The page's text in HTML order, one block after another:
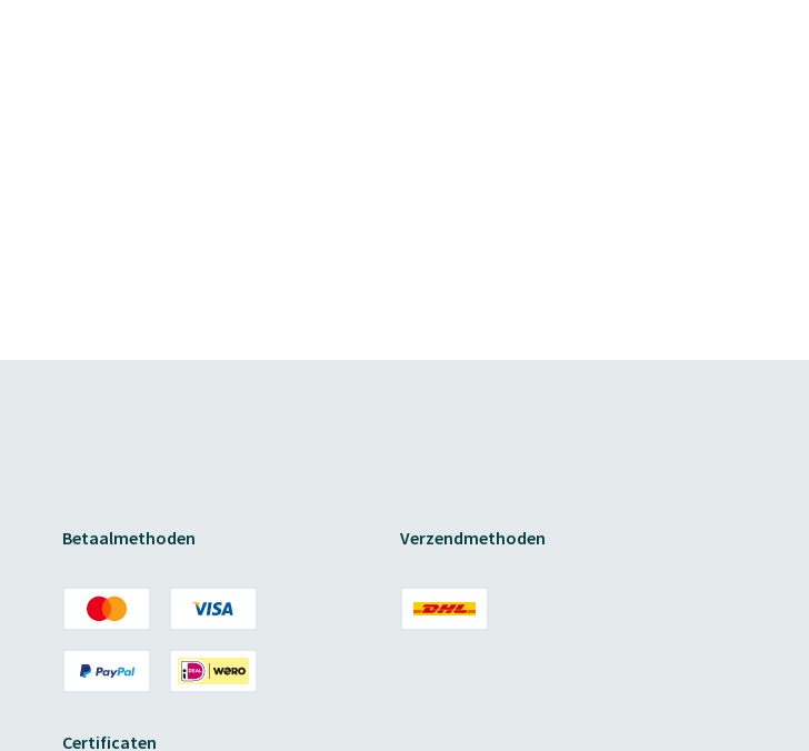
Betaalmethoden
Certificaten
Verzendmethoden